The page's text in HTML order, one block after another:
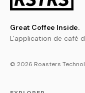
Great Coffee Inside.
L'application de café
© 2026 Roasters